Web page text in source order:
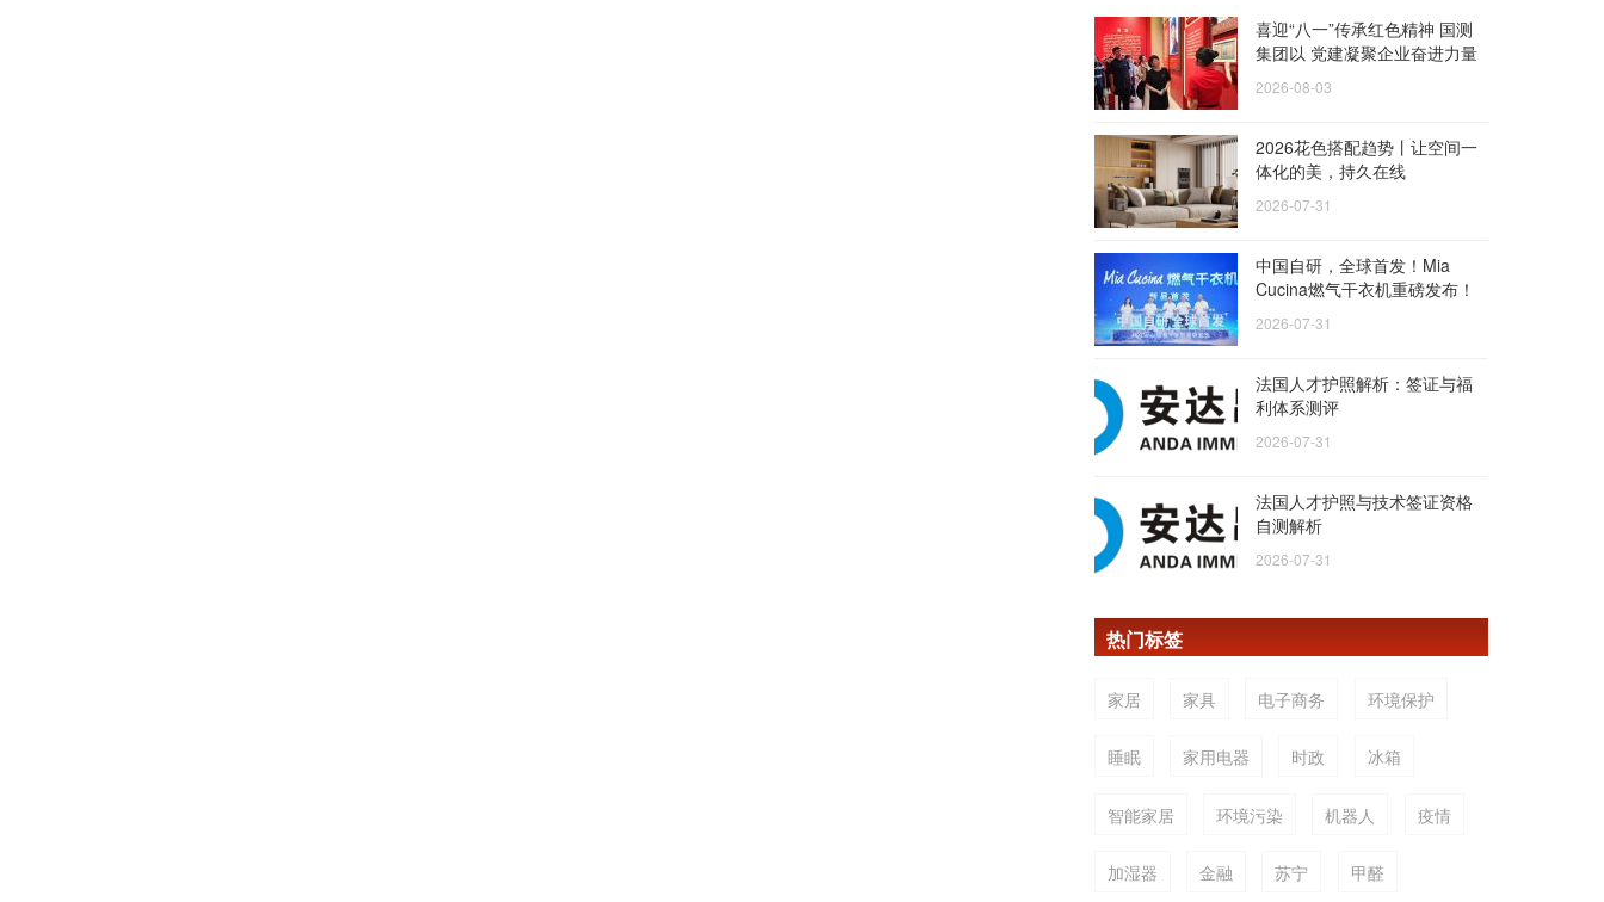
喜迎“八一”传承红色精神 国测
集团以 党建凝聚企业奋进力量
2026-08-03
2026花色搭配趋势丨让空间一
体化的美，持久在线
2026-07-31
中国自研，全球首发！Mia
Cucina燃气干衣机重磅发布！
2026-07-31
法国人才护照解析：签证与福
利体系测评
2026-07-31
法国人才护照与技术签证资格
自测解析
2026-07-31
热门标签
家居 家具 电子商务 环境保护
睡眠 家用电器 时政 冰箱
智能家居 环境污染 机器人 疫情
加湿器 金融 苏宁 甲醛